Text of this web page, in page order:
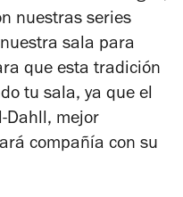
nuestras series
sala para
que esta tradición
tu sala, ya que el
Dahll, mejor
compañía con su